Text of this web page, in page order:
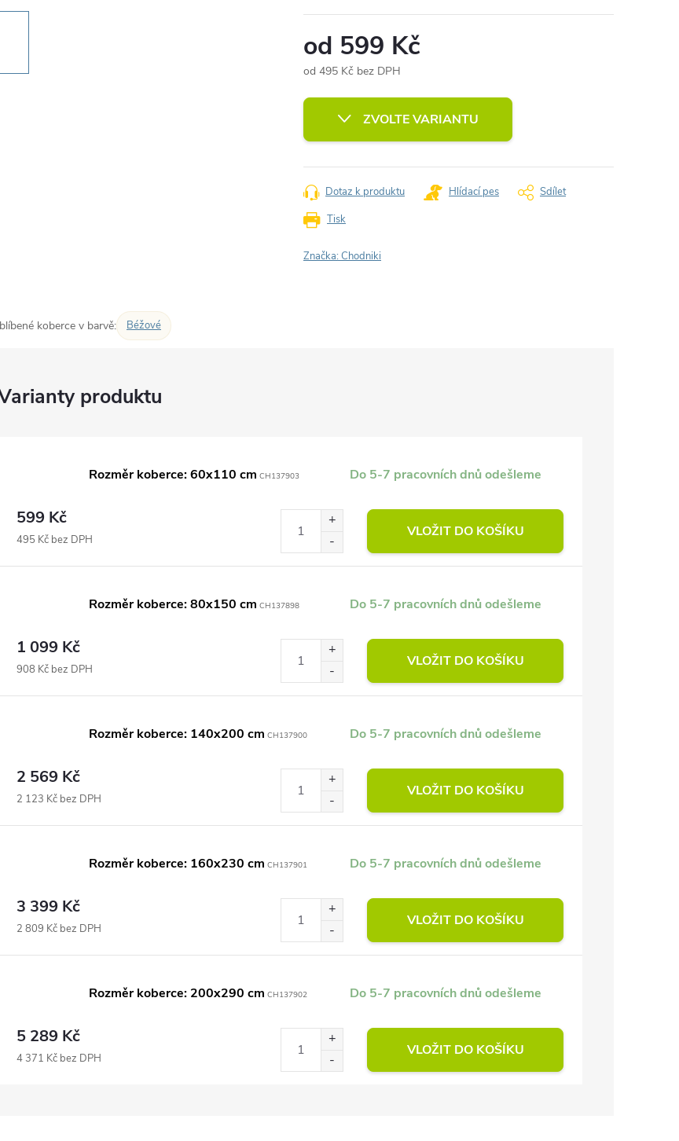
od 599 Kč
od 495 Kč bez DPH
cena:
ZVOLTE VARIANTU
Tisk
Dotaz k produktu Hlídací pes Sdílet
Značka:Chodniki
koberce v barvě: Béžové
Rozměr koberce: 60x110 cm CH137903 Do 5-7 pracovních dnů odešleme
599 Kč
495 Kč bez DPH VLOŽIT DO KOŠÍKU
Rozměr koberce: 80x150 cm CH137898 Do 5-7 pracovních dnů odešleme
1 099 Kč
908 Kč bez DPH VLOŽIT DO KOŠÍKU
Rozměr koberce: 140x200 cm CH137900 Do 5-7 pracovních dnů odešleme
2 569 Kč
2 123 Kč bez DPH VLOŽIT DO KOŠÍKU
Rozměr koberce: 160x230 cm CH137901 Do 5-7 pracovních dnů odešleme
3 399 Kč
2 809 Kč bez DPH VLOŽIT DO KOŠÍKU
Rozměr koberce: 200x290 cm CH137902 Do 5-7 pracovních dnů odešleme
5 289 Kč
4 371 Kč bez DPH VLOŽIT DO KOŠÍKU